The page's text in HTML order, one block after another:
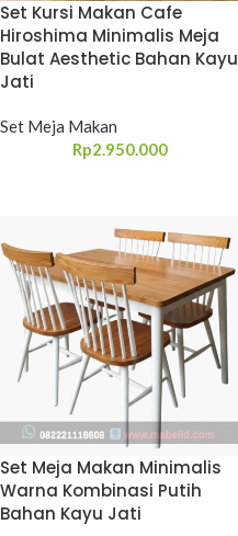
Set Kursi Makan Cafe
Hiroshima Minimalis Meja
Bulat Aesthetic Bahan Kayu
Jati
Set Meja Makan
Rp2.950.000
Set Meja Makan Minimalis
Warna Kombinasi Putih
Bahan Kayu Jati